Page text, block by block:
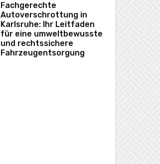
Fachgerechte
Autoverschrottung in
Karlsruhe: Ihr Leitfaden
für eine umweltbewusste
und rechtssichere
Fahrzeugentsorgung